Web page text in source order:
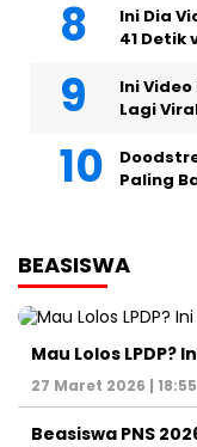
Ini Dia
41 Detik
Ini
Lagi
Paling
BEASISWA
Mau Lolos LPDP?
27 Maret 2026 |
Beasiswa PNS